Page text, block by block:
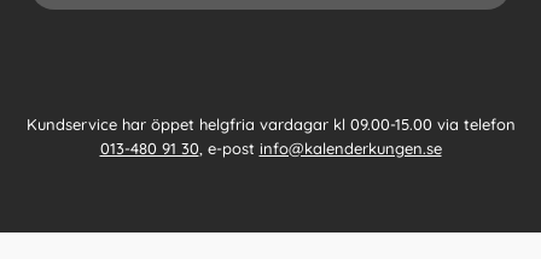
Kundservice har öppet helgfria vardagar kl 09.00-15.00 via telefon
013-480 91 30, e-post info@kalenderkungen.se